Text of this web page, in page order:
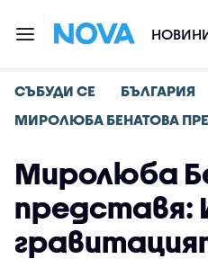
СЪБУДИ СЕ
БЪЛГАРИЯ
МИРОЛЮБА БЕНАТОВА
Миролюба
представя: